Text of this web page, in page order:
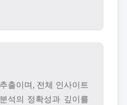
출이며, 전체 인사이트
석의 정확성과 깊이를